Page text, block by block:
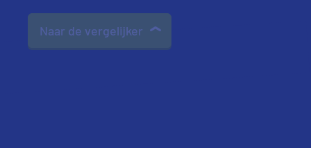
Naar de vergelijker